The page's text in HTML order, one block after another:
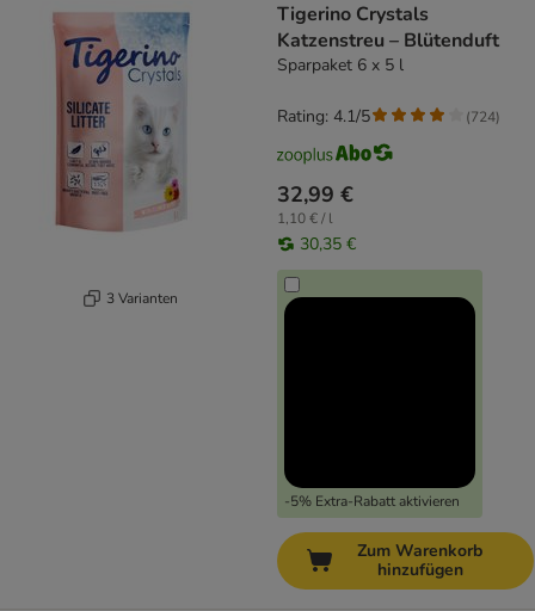
3 Varianten
Tigerino Crystals
Katzenstreu – Blütenduft
Sparpaket 6 x 5 l
32,99 €
1,10 € / l
30,35 €
-5% Extra-Rabatt aktivieren
Rating: 4.1/5 (724)
Zum Warenkorb
hinzufügen